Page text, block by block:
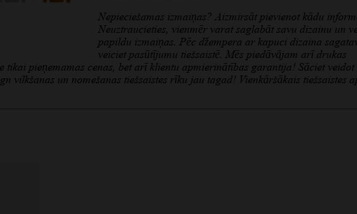
Nepieciešamas izmaiņas? Aizmirsāt pievienot kādu
Neuztraucieties, vienmēr varat saglabāt savu dizainu un
papildu izmaiņas. Pēc džempera ar kapuci dizaina
veiciet pasūtījumu tiešsaistē. Mēs piedāvājam arī drukas
pieņemamas cenas, bet arī klientu apmierinātības garantija! Sāciet veidot
vilkšanas un nomešanas tiešsaistes rīku jau tagad! Vienkāršākais tiešsaistes